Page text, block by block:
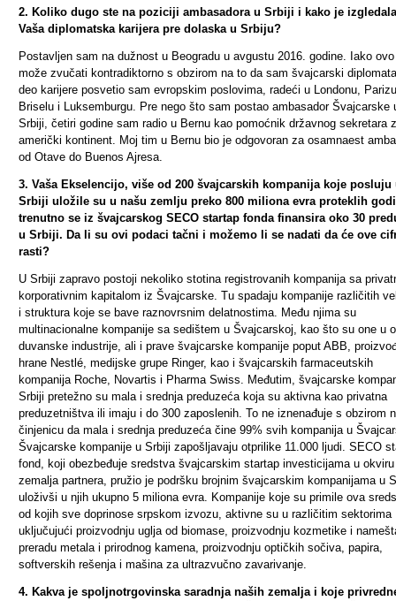
2. Koliko dugo ste na poziciji ambasadora u Srbiji i kako je izgledala
Vaša diplomatska karijera pre dolaska u Srbiju?
Postavljen sam na dužnost u Beogradu u avgustu 2016. godine. Iako ovo
može zvučati kontradiktorno s obzirom na to da sam švajcarski
deo karijere posvetio sam evropskim poslovima, radeći u Londonu,
Briselu i Luksemburgu. Pre nego što sam postao ambasador Švajcarske
Srbiji, četiri godine sam radio u Bernu kao pomoćnik državnog sekretara
američki kontinent. Moj tim u Bernu bio je odgovoran za osamnaest
od Otave do Buenos Ajresa.
3. Vaša Ekselencijo, više od 200 švajcarskih kompanija koje posluju
Srbiji uložile su u našu zemlju preko 800 miliona evra proteklih
trenutno se iz švajcarskog SECO startap fonda finansira oko 30
u Srbiji. Da li su ovi podaci tačni i možemo li se nadati da će ove
rasti?
U Srbiji zapravo postoji nekoliko stotina registrovanih kompanija sa
korporativnim kapitalom iz Švajcarske. Tu spadaju kompanije različitih
i struktura koje se bave raznovrsnim delatnostima. Među njima su
multinacionalne kompanije sa sedištem u Švajcarskoj, kao što su one u
duvanske industrije, ali i prave švajcarske kompanije poput ABB,
hrane Nestlé, medijske grupe Ringer, kao i švajcarskih farmaceutskih
kompanija Roche, Novartis i Pharma Swiss. Međutim, švajcarske
Srbiji pretežno su mala i srednja preduzeća koja su aktivna kao privatna
preduzetništva ili imaju i do 300 zaposlenih. To ne iznenađuje s obzirom
činjenicu da mala i srednja preduzeća čine 99% svih kompanija u
Švajcarske kompanije u Srbiji zapošljavaju otprilike 11.000 ljudi. SECO
fond, koji obezbeđuje sredstva švajcarskim startap investicijama u okviru
zemalja partnera, pružio je podršku brojnim švajcarskim kompanijama u
uloživši u njih ukupno 5 miliona evra. Kompanije koje su primile ova
od kojih sve doprinose srpskom izvozu, aktivne su u različitim sektorima
uključujući proizvodnju uglja od biomase, proizvodnju kozmetike i
preradu metala i prirodnog kamena, proizvodnju optičkih sočiva, papira,
softverskih rešenja i mašina za ultrazvučno zavarivanje.
4. Kakva je spoljnotrgovinska saradnja naših zemalja i koje